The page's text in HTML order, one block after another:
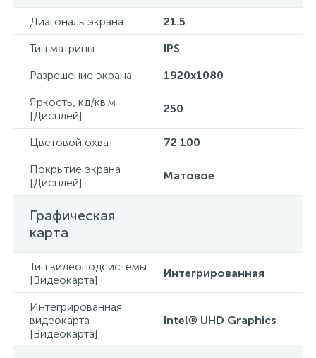
Диагональ экрана
21.5
Тип матрицы
IPS
Разрешение экрана
1920x1080
Яркость, кд/кв.м
[Дисплей]
250
Цветовой охват
72 100
Покрытие экрана
[Дисплей]
Матовое
Графическая
карта
Тип видеоподсистемы
[Видеокарта]
Интегрированная
Интегрированная
видеокарта
[Видеокарта]
Intel® UHD Graphics